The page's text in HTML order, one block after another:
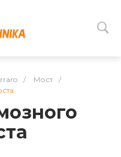
/ Мост
/